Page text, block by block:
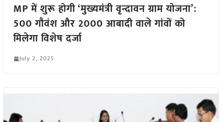
MP में शुरू होगी ‘मुख्यमंत्री वृन्दावन ग्राम योजना’:
500 गौवंश और 2000 आबादी वाले गांवों को
मिलेगा विशेष दर्जा
July 2, 2025